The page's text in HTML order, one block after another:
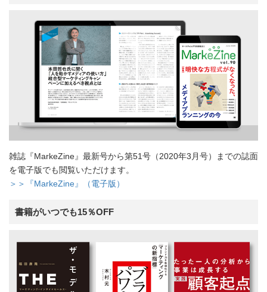
雑誌『MarkeZine』最新号から第51号（2020年3月号）までの誌面
を電子版でも閲覧いただけます。
＞＞『MarkeZine』（電子版）
書籍がいつでも15％OFF